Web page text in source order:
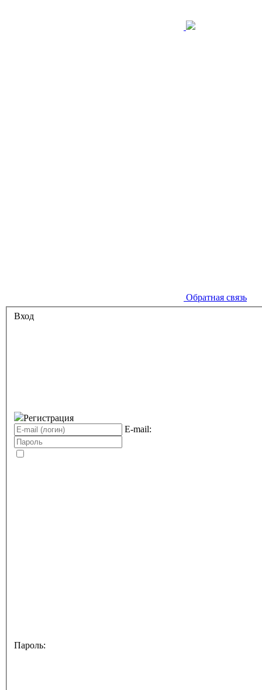
Обратная связь
Вход
Регистрация
E-mail:
Пароль: